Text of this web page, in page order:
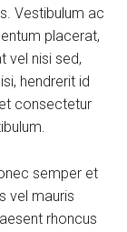
Vestibulum ac
placerat,
vel nisi sed,
hendrerit id
consectetur
semper et
vel mauris
rhoncus